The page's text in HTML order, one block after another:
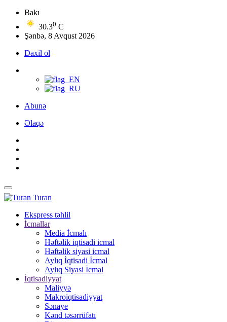
Bakı
30.30 C
Şənbə, 8 Avqust 2026
Daxil ol
Abunə
Əlaqə
Turan
Ekspress təhlil
İcmallar
Media İcmalı
Həftəlik iqtisadi icmal
Həftəlik siyasi icmal
Aylıq İqtisadi İcmal
Aylıq Siyasi İcmal
İqtisadiyyat
Maliyyə
Makroiqtisadiyyat
Sənaye
Kənd təsərrüfatı